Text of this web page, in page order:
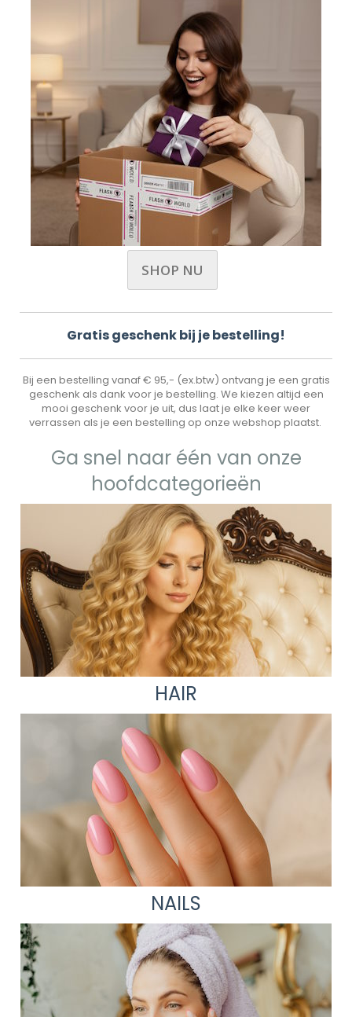
SHOP NU
Gratis geschenk bij je bestelling!
Bij een bestelling vanaf € 95,- (ex.btw) ontvang je een gratis
geschenk als dank voor je bestelling. We kiezen altijd een
mooi geschenk voor je uit, dus laat je elke keer weer
verrassen als je een bestelling op onze webshop plaatst.
Ga snel naar één van onze
hoofdcategorieën
HAIR
NAILS